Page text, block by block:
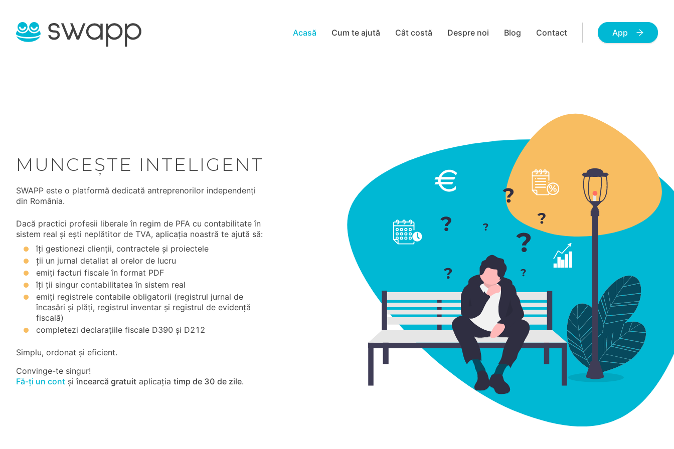
Acasă Cum te ajută Cât costă Despre noi Blog Contact App
MUNCEȘTE INTELIGENT
SWAPP este o platformă dedicată antreprenorilor independenți
din România.
Dacă practici profesii liberale în regim de PFA cu contabilitate în
sistem real și ești neplătitor de TVA, aplicația noastră te ajută să:
îți gestionezi clienții, contractele și proiectele
ții un jurnal detaliat al orelor de lucru
emiți facturi fiscale în format PDF
îți ții singur contabilitatea în sistem real
emiți registrele contabile obligatorii (registrul jurnal de
încasări și plăți, registrul inventar și registrul de evidență
fiscală)
completezi declarațiile fiscale D390 și D212
Simplu, ordonat și eficient.
Convinge-te singur!
Fă-ți un cont șiîncearcă gratuit aplicația timp de 30 de zile.